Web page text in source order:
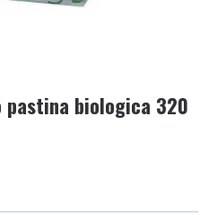
pastina biologica 320
fino al 40% valido